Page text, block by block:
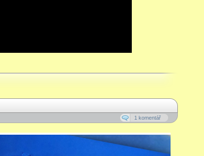
1 komentář